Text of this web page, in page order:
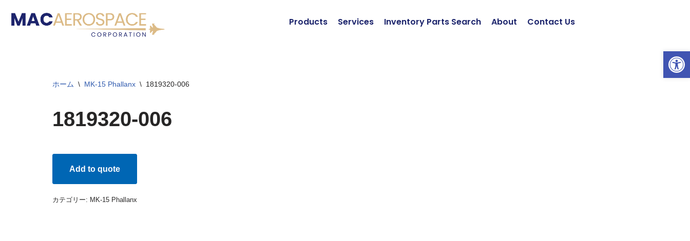
ツールバーを開く
コ
Products Services Inventory Parts Search About Contact Us
ホーム \ MK-15 Phallanx \ 1819320-006
1819320-006
Add to quote
カテゴリー: MK-15 Phallanx